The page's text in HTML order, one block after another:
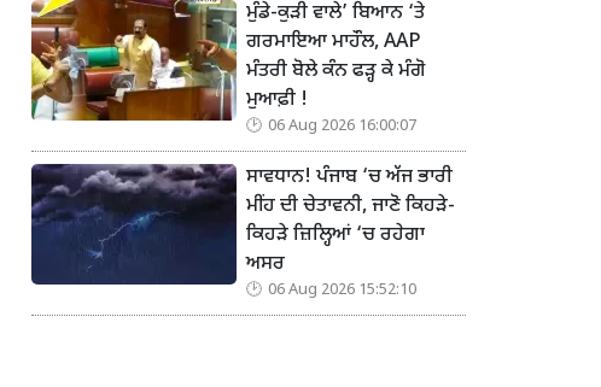
ਮੁੰਡੇ-ਕੁੜੀ ਵਾਲੇ’ ਬਿਆਨ ‘ਤੇ
ਗਰਮਾਇਆ ਮਾਹੌਲ, AAP
ਮੰਤਰੀ ਬੋਲੇ ਕੰਨ ਫੜ੍ਹ ਕੇ ਮੰਗੋ
ਮੁਆਫ਼ੀ !
06 Aug 2026 16:00:07
ਸਾਵਧਾਨ! ਪੰਜਾਬ ‘ਚ ਅੱਜ ਭਾਰੀ
ਮੀਂਹ ਦੀ ਚੇਤਾਵਨੀ, ਜਾਣੋ ਕਿਹੜੇ-
ਕਿਹੜੇ ਜ਼ਿਲ੍ਹਿਆਂ ‘ਚ ਰਹੇਗਾ
ਅਸਰ
06 Aug 2026 15:52:10